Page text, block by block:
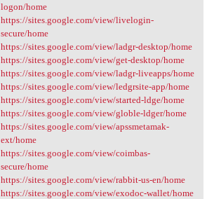
logon/home
https://sites.google.com/view/livelogin-
secure/home
https://sites.google.com/view/ladgr-desktop/home
https://sites.google.com/view/get-desktop/home
https://sites.google.com/view/ladgr-liveapps/home
https://sites.google.com/view/ledgrsite-app/home
https://sites.google.com/view/started-ldge/home
https://sites.google.com/view/globle-ldger/home
https://sites.google.com/view/apssmetamak-
ext/home
https://sites.google.com/view/coimbas-
secure/home
https://sites.google.com/view/rabbit-us-en/home
https://sites.google.com/view/exodoc-wallet/home